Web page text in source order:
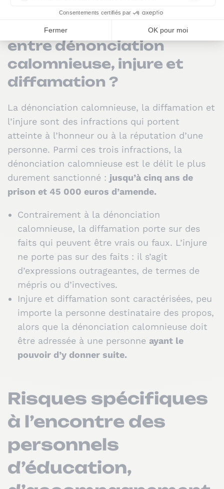
Quelle est la différence
entre dénonciation
calomnieuse, injure et
diffamation ?
La dénonciation calomnieuse, la diffamation et
l’injure sont des infractions qui portent
atteinte à l’honneur ou à la réputation d’une
personne. Parmi ces trois infractions, la
dénonciation calomnieuse est le délit le plus
durement sanctionné : jusqu’à cinq ans de
prison et 45 000 euros d’amende.
Contrairement à la dénonciation
calomnieuse, la diffamation porte sur des
faits qui peuvent être vrais ou faux. L’injure
ne porte pas sur des faits : il s’agit
d’expressions outrageantes, de termes de
mépris ou d’invectives.
Injure et diffamation sont caractérisées, peu
importe la personne destinataire des propos,
alors que la dénonciation calomnieuse doit
être adressée à une personne ayant le
pouvoir d’y donner suite.
Risques spécifiques
à l’encontre des
personnels
d’éducation,